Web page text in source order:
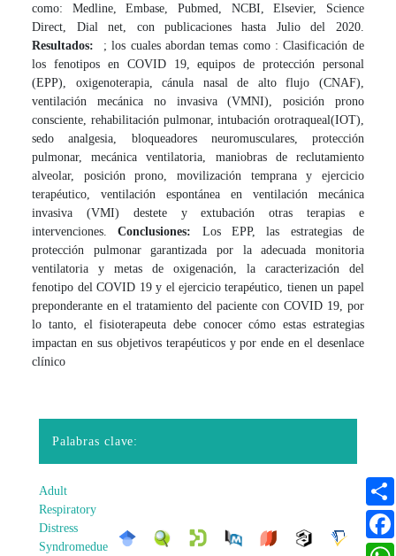
como: Medline, Embase, Pubmed, NCBI, Elsevier, Science
Direct, Dial net, con publicaciones hasta Julio del 2020.
Resultados:
; los cuales abordan temas como : Clasificación de
los fenotipos en COVID 19, equipos de protección personal
(EPP), oxigenoterapia, cánula nasal de alto flujo (CNAF),
ventilación mecánica no invasiva (VMNI), posición prono
consciente, rehabilitación pulmonar, intubación orotraqueal(IOT),
sedo analgesia, bloqueadores neuromusculares, protección
pulmonar, mecánica ventilatoria, maniobras de reclutamiento
alveolar, posición prono, movilización temprana y ejercicio
terapéutico, ventilación espontánea en ventilación mecánica
invasiva (VMI) destete y extubación otras terapias e
intervenciones.Conclusiones: Los EPP, las estrategias de
protección pulmonar garantizada por la adecuada monitoria
ventilatoria y metas de oxigenación, la caracterización del
fenotipo del COVID 19 y el ejercicio terapéutico, tienen un papel
preponderante en el tratamiento del paciente con COVID 19, por
lo tanto, el fisioterapeuta debe conocer cómo estas estrategias
impactan en sus objetivos terapéuticos y por ende en el desenlace
clínico
Palabras clave:
Adult
Respiratory
Distress
Syndromedue